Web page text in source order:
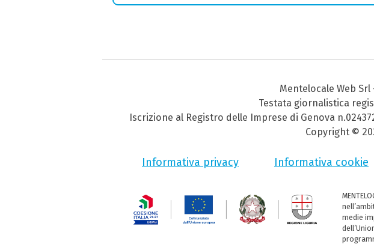
Mentelocale Web
Testata giornalistica
Iscrizione al Registro delle Imprese di Genova
Copyright ©
Informativa privacy Informativa cookie
medie